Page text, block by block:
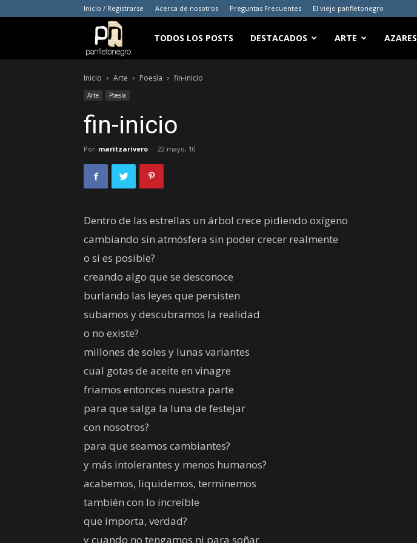
Inicio / Registrarse Acerca de nosotros Preguntas Frecuentes El viejo panfletonegro
panfletonegro
TODOS LOS POSTS DESTACADOS ARTE AZARES
Inicio Arte Poesía fin-inicio
Arte Poesía
fin-inicio
Por maritzarivero - 22 mayo, 10
Dentro de las estrellas un árbol crece pidiendo oxígeno
cambiando sin atmósfera sin poder crecer realmente
o si es posible?
creando algo que se desconoce
burlando las leyes que persisten
subamos y descubramos la realidad
o no existe?
millones de soles y lunas variantes
cual gotas de aceite en vinagre
friamos entonces nuestra parte
para que salga la luna de festejar
con nosotros?
para que seamos cambiantes?
y más intolerantes y menos humanos?
acabemos, liquidemos, terminemos
también con lo increíble
que importa, verdad?
y cuando no tengamos ni para soñar